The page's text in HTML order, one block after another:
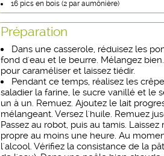
16 pics en bois (2 par aumônière)
Préparation
Dans une casserole, réduisez les
fond d'eau et le beurre. Mélangez
pour caraméliser et laissez tiédir.
Pendant ce temps, réalisez les
saladier la farine, le sucre vanillé et le
un à un. Remuez. Ajoutez le lait
mélangeant. Versez l'huile. Remuez
Passez au robot, puis au tamis.
propre au moins une heure. Au
l'alcool. Vérifiez la consistance de la